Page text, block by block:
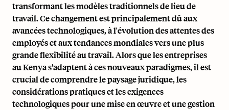
transformant les modèles traditionnels de lieu de
travail. Ce changement est principalement dû aux
avancées technologiques, à l'évolution des attentes des
employés et aux tendances mondiales vers une plus
grande flexibilité au travail. Alors que les entreprises
au Kenya s’adaptent à ces nouveaux paradigmes, il est
crucial de comprendre le paysage juridique, les
considérations pratiques et les exigences
technologiques pour une mise en œuvre et une gestion